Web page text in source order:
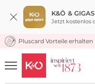
K&Ö &
Jetzt kostenlos
30 TAGE
Pluscard Vorteile erhalten
UNSERE APP
CLICK &